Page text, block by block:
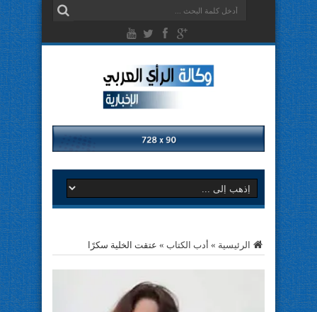
الرئيسية » أدب الكتاب » عتقت الخلية سكرًا